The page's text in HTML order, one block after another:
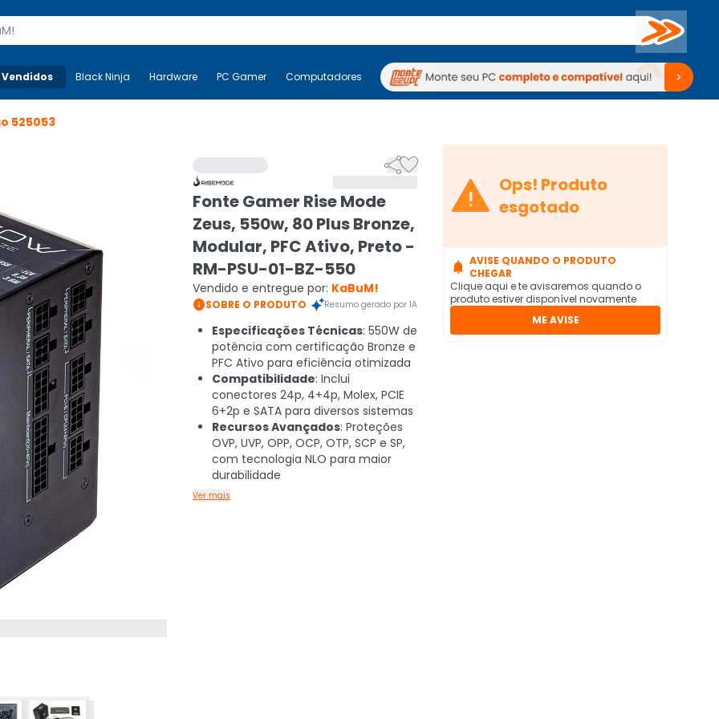
Buscar
Mais-v- Black Ninja Hardware PC Gamer Computadores Periféricos TV Venda no KaBuM!
Black Ninja Hardware PC Gamer Computadores Periféricos TV Venda no KaBuM!
525053

Fonte Gamer Rise Mode
Zeus, 550w, 80 Plus Bronze,
Modular, PFC Ativo, Preto -
RM-PSU-01-BZ-550
Vendido e entregue por: KaBuM!
SOBRE O PRODUTO Resumo gerado por IA
Especificações Técnicas: 550W de
potência com certificação Bronze e
PFC Ativo para eficiência otimizada
Compatibilidade: Inclui
conectores 24p, 4+4p, Molex, PCIE
6+2p e SATA para diversos sistemas
Recursos Avançados: Proteções
OVP, UVP, OPP, OCP, OTP, SCP e SP,
com tecnologia NLO para maior
durabilidade
Ver mais
 Ops! Produto
esgotado
 AVISE QUANDO O PRODUTO
CHEGAR
Clique aqui e te avisaremos quando o
produto estiver disponível novamente
ME AVISE